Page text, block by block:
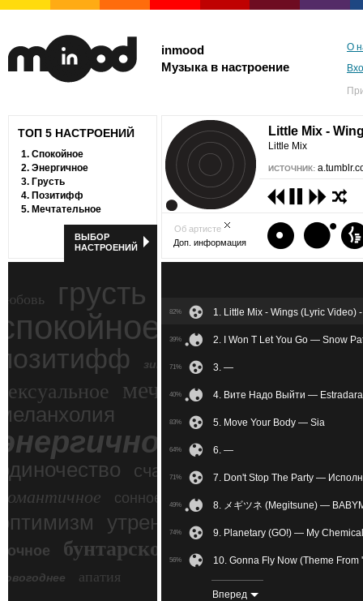
inmood
Музыка в настроение
О
ТОП 5 НАСТРОЕНИЙ
1. Спокойное
2. Энергичное
3. Грусть
4. Позитифф
5. Мечтательное
ВЫБОР
НАСТРОЕНИЙ
грусть
ностальгия
зимний экстрим
мечтательное
счастье
сонное
утреннее злость
бунтарское
беспокойное
апатия
Little Mix -
Little Mix
ИСТОЧНИК:
Об артисте
Доп. информация
82% 1. Little Mix - Wings (Lyric Video)
39% 2. I Won T Let You Go — Snow
71% 3. —
40% 4. Вите Надо Выйти —
83% 5. Move Your Body — Sia
64% 6. —
71% 7. Don't Stop The Party —
49% 8. メギツネ (Megitsune) —
74% 9. Planetary (GO!) — My
56% 10. Gonna Fly Now (Theme
11. 촉이 와 (Can You Feel It?) —
Вперед